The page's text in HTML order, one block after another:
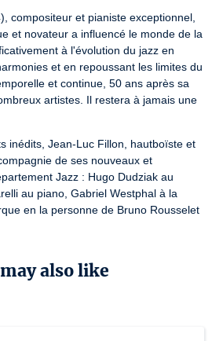
compositeur et pianiste exceptionnel,
et novateur a influencé le monde de la
à l'évolution du jazz en
et en repoussant les limites du
et continue, 50 ans après sa
artistes. Il restera à jamais une
inédits, Jean-Luc Fillon, hautboïste et
de ses nouveaux et
Jazz : Hugo Dudziak au
au piano, Gabriel Westphal à la
en la personne de Bruno Rousselet
also like